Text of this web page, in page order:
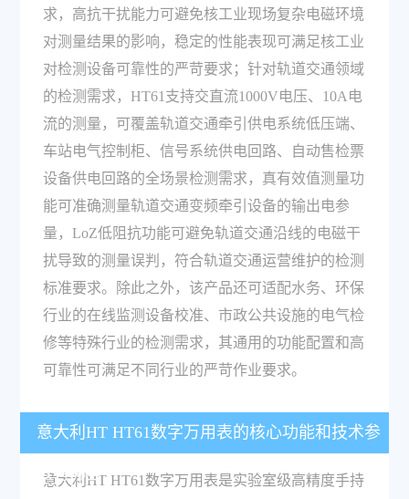
求，高抗干扰能力可避免核工业现场复杂电磁环境
对测量结果的影响，稳定的性能表现可满足核工业
对检测设备可靠性的严苛要求；针对轨道交通领域
的检测需求，HT61支持交直流1000V电压、10A电
流的测量，可覆盖轨道交通牵引供电系统低压端、
车站电气控制柜、信号系统供电回路、自动售检票
设备供电回路的全场景检测需求，真有效值测量功
能可准确测量轨道交通变频牵引设备的输出电参
量，LoZ低阻抗功能可避免轨道交通沿线的电磁干
扰导致的测量误判，符合轨道交通运营维护的检测
标准要求。除此之外，该产品还可适配水务、环保
行业的在线监测设备校准、市政公共设施的电气检
修等特殊行业的检测需求，其通用的功能配置和高
可靠性可满足不同行业的严苛作业要求。
意大利HT HT61数字万用表的核心功能和技术参
数有哪些？
意大利HT HT61数字万用表是实验室级高精度手持